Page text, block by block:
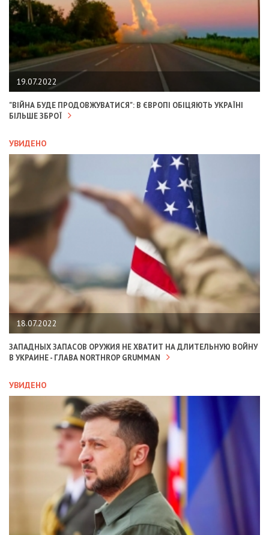
19.07.2022
"ВІЙНА БУДЕ ПРОДОВЖУВАТИСЯ": В ЄВРОПІ ОБІЦЯЮТЬ УКРАЇНІ
БІЛЬШЕ ЗБРОЇ
УВИДЕНО
18.07.2022
ЗАПАДНЫХ ЗАПАСОВ ОРУЖИЯ НЕ ХВАТИТ НА ДЛИТЕЛЬНУЮ ВОЙНУ
В УКРАИНЕ - ГЛАВА NORTHROP GRUMMAN
УВИДЕНО